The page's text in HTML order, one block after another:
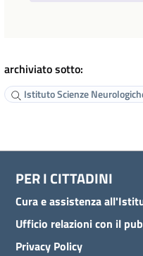
archiviato sotto:
Istituto Scienze
PER I CITTADINI
Cura e assistenza
Ufficio relazioni con il
Privacy Policy